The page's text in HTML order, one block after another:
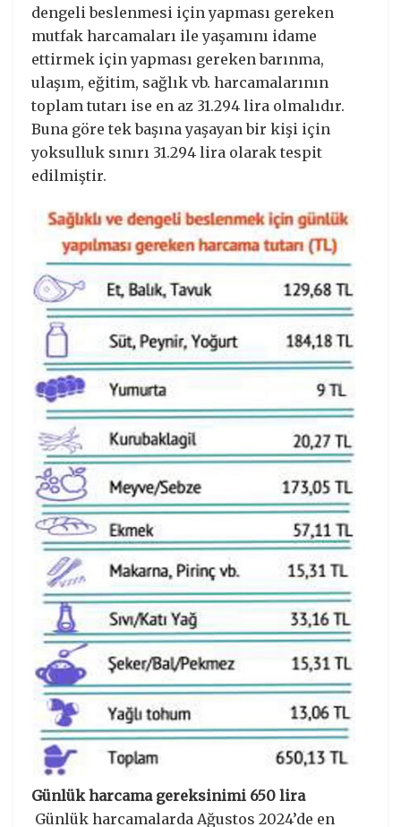
dengeli beslenmesi için yapması gereken
mutfak harcamaları ile yaşamını idame
ettirmek için yapması gereken barınma,
ulaşım, eğitim, sağlık vb. harcamalarının
toplam tutarı ise en az 31.294 lira olmalıdır.
Buna göre tek başına yaşayan bir kişi için
yoksulluk sınırı 31.294 lira olarak tespit
edilmiştir.
Günlük harcama gereksinimi 650 lira
Günlük harcamalarda Ağustos 2024’de en